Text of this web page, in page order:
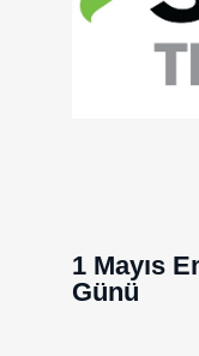
1 Mayıs
Günü